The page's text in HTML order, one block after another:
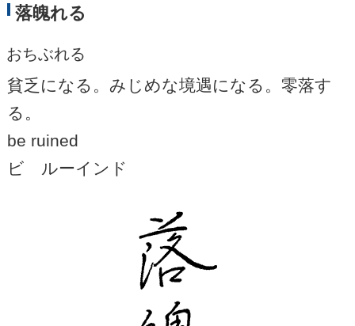
落魄れる
おちぶれる
貧乏になる。みじめな境遇になる。零落す
る。
be ruined
ビ ルーインド